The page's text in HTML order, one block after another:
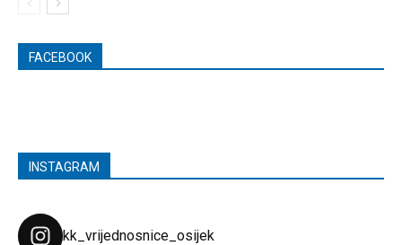
FACEBOOK
INSTAGRAM
kk_vrijednosnice_osijek